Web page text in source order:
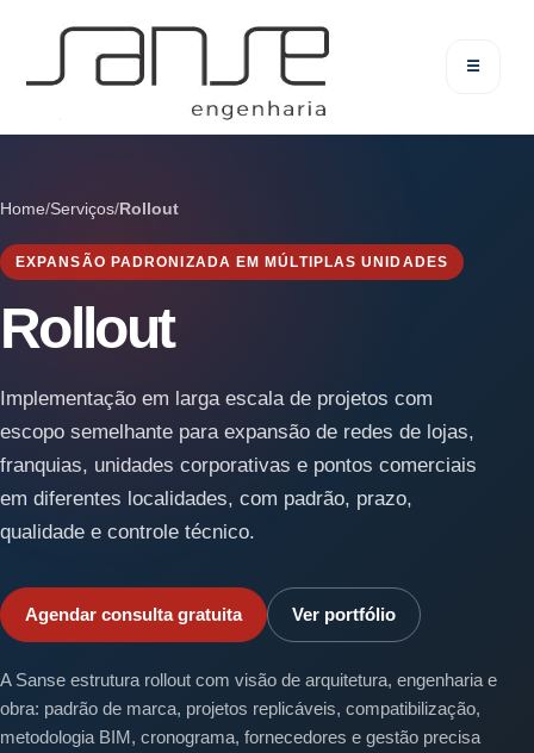
☰
Home/Serviços/Rollout
EXPANSÃO PADRONIZADA EM MÚLTIPLAS UNIDADES
Rollout
Implementação em larga escala de projetos com
escopo semelhante para expansão de redes de lojas,
franquias, unidades corporativas e pontos comerciais
em diferentes localidades, com padrão, prazo,
qualidade e controle técnico.
Agendar consulta gratuita Ver portfólio
A Sanse estrutura rollout com visão de arquitetura, engenharia e
obra: padrão de marca, projetos replicáveis, compatibilização,
metodologia BIM, cronograma, fornecedores e gestão precisa